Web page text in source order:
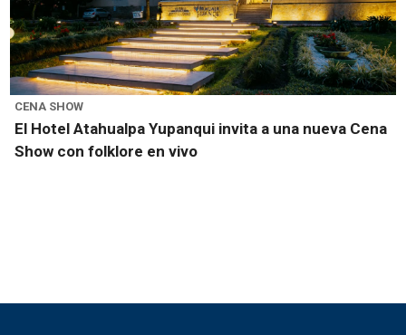
CENA SHOW
El Hotel Atahualpa Yupanqui invita a una nueva Cena
Show con folklore en vivo